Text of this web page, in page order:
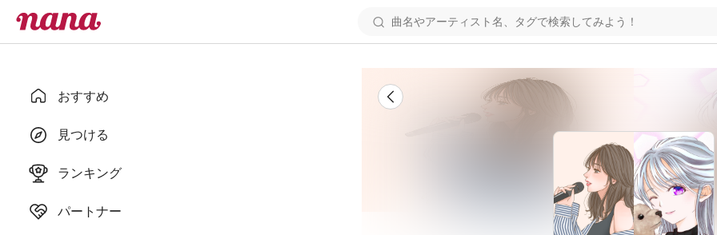
おすすめ
見つける
ランキング
パートナー